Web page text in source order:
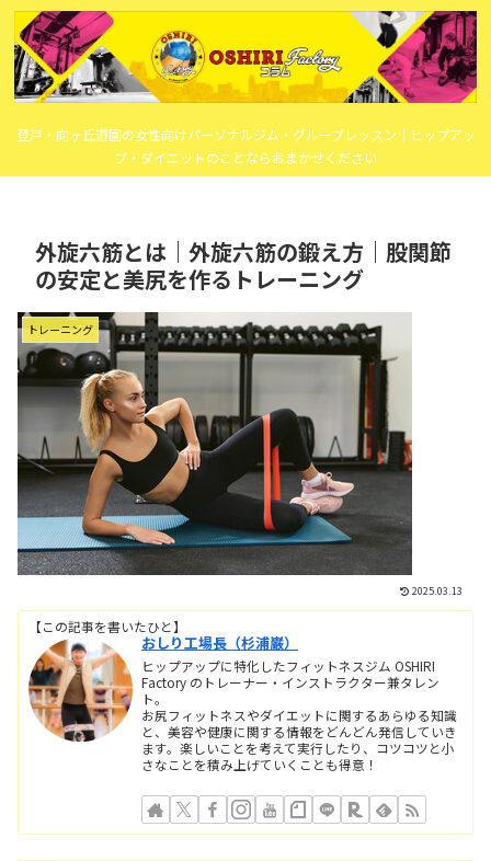
登戸・向ヶ丘遊園の女性向けパーソナルジム・グループレッスン｜ヒップアッ
プ・ダイエットのことならおまかせください
外旋六筋とは｜外旋六筋の鍛え方｜股関節
の安定と美尻を作るトレーニング
トレーニング
2025.03.13
【この記事を書いたひと】
おしり工場長（杉浦巌）
ヒップアップに特化したフィットネスジム OSHIRI
Factory のトレーナー・インストラクター兼タレン
ト。
お尻フィットネスやダイエットに関するあらゆる知識
と、美容や健康に関する情報をどんどん発信していき
ます。楽しいことを考えて実行したり、コツコツと小
さなことを積み上げていくことも得意！